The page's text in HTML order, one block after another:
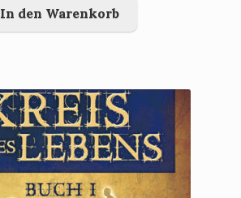
In den Warenkorb